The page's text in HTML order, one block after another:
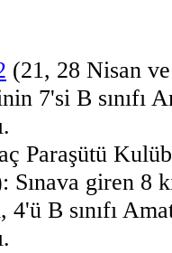
(21, 28 Nisan
7'si B sınıfı
Paraşütü
Sınava giren 8
4'ü B sınıfı